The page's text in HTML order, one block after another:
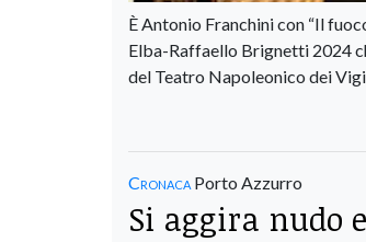
È Antonio Franchini con “Il
Elba-Raffaello Brignetti 2024
del Teatro Napoleonico dei
Cronaca Porto Azzurro
Si aggira nudo